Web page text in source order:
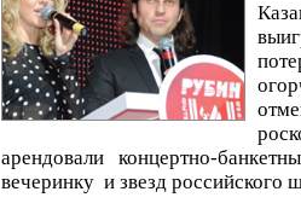
арендовали концертно-
вечеринку и звезд российского